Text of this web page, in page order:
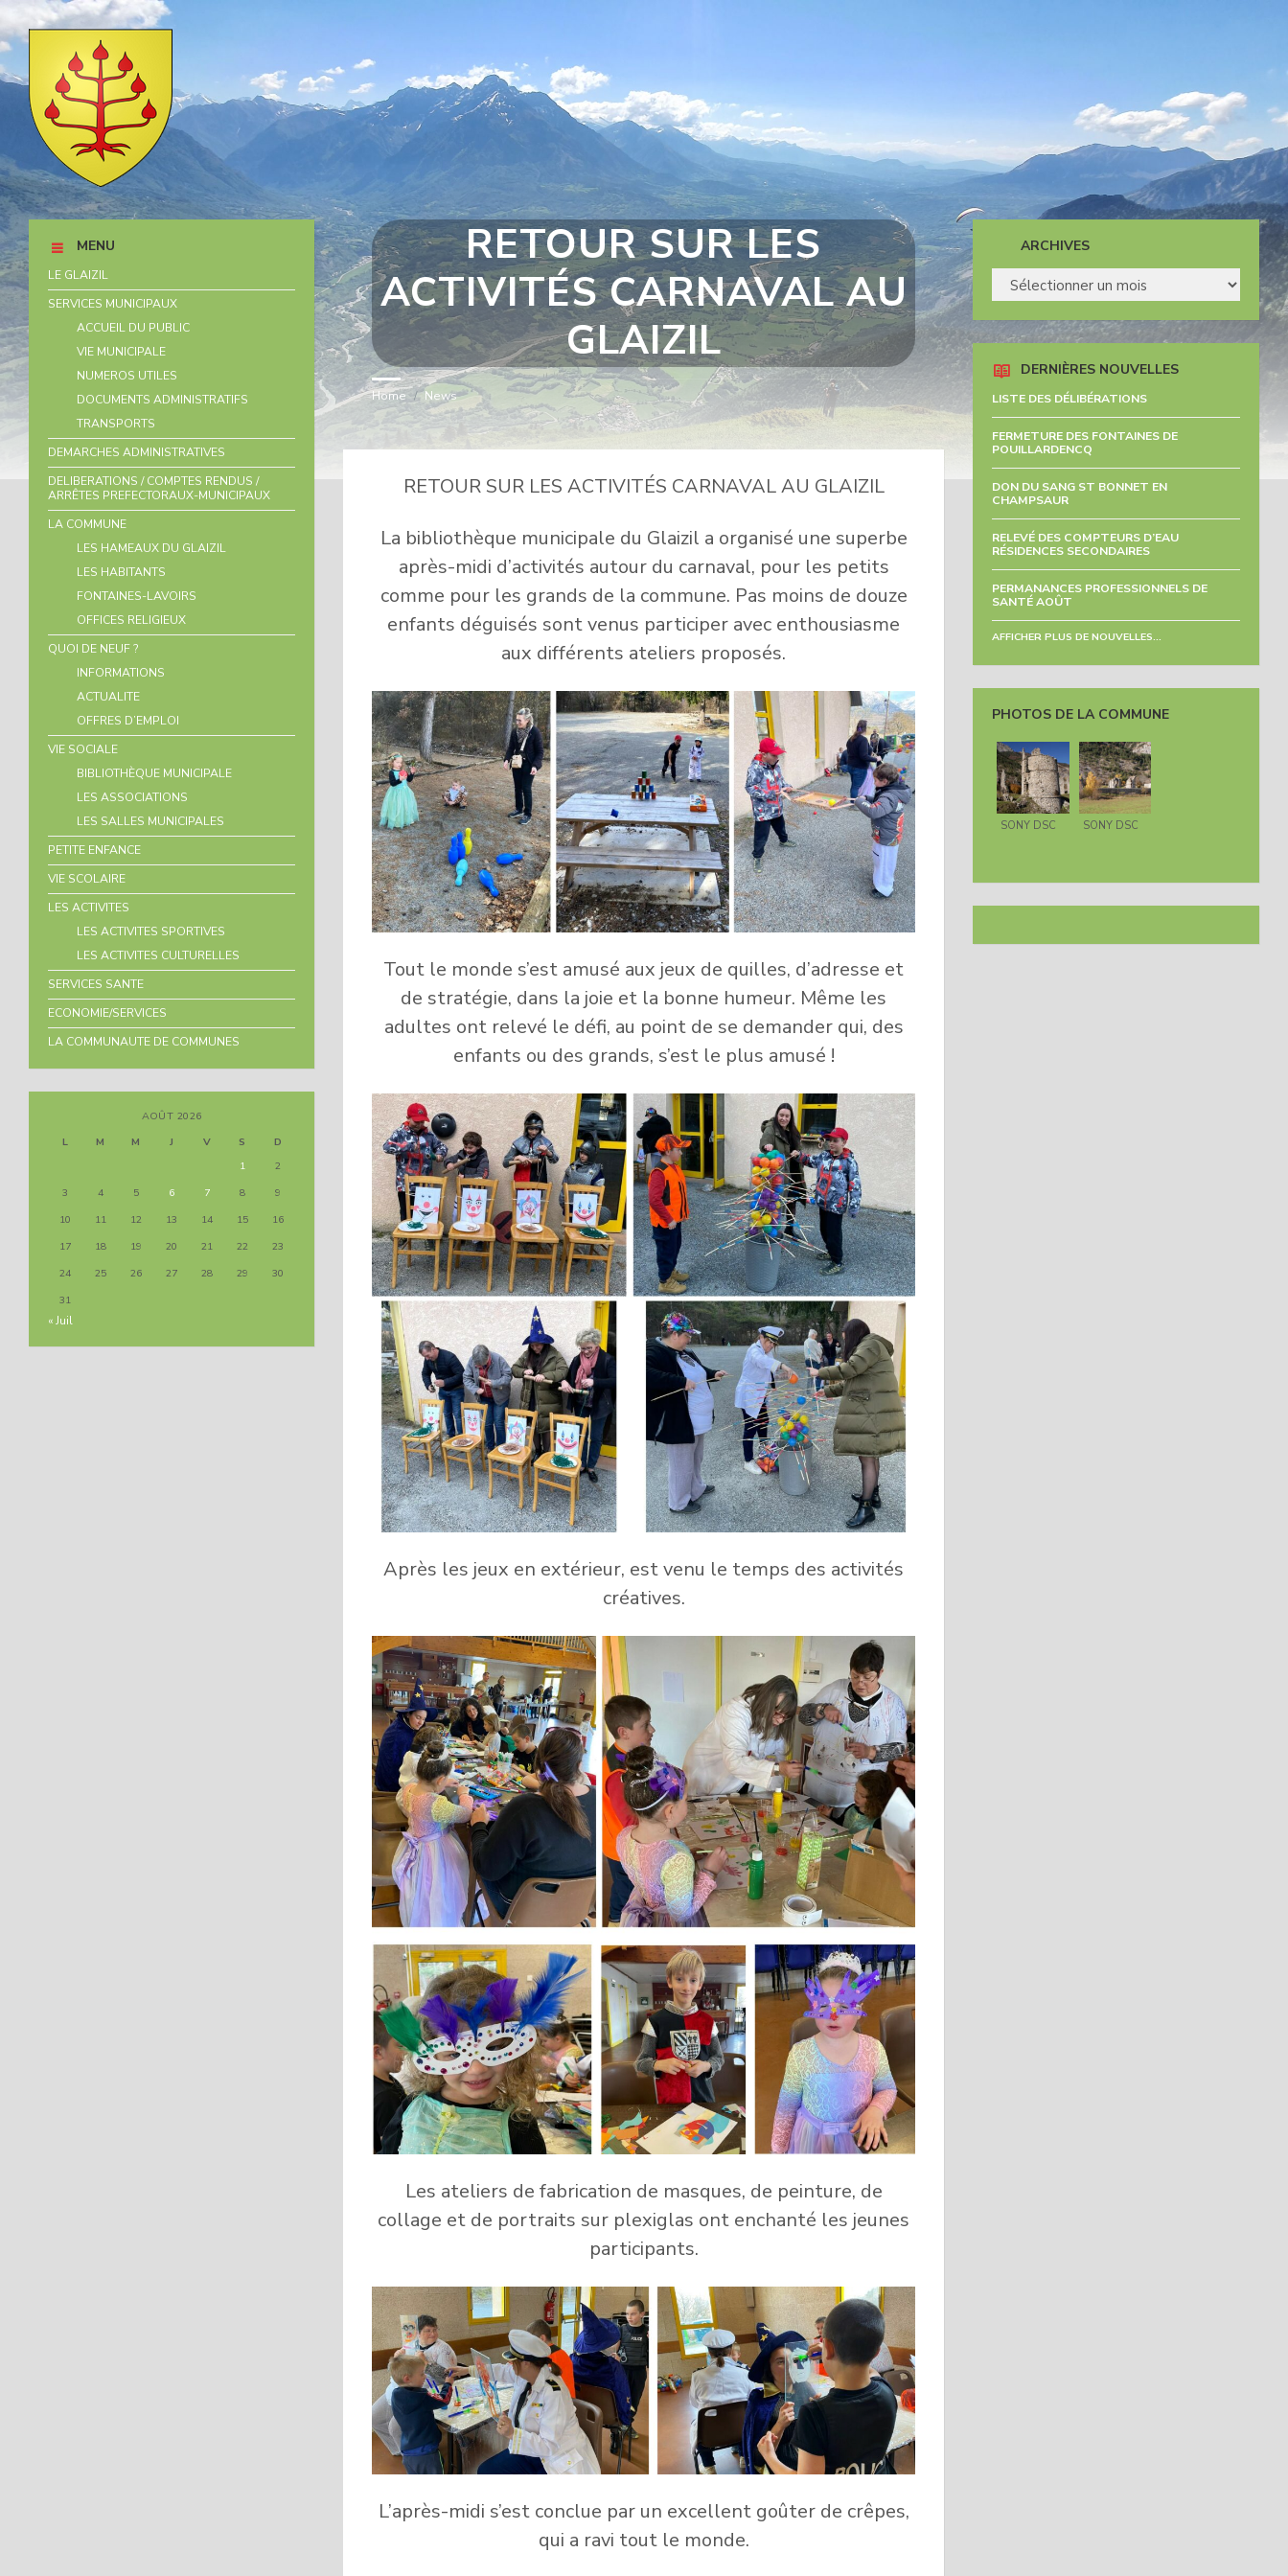
to
content
to
left
sidebar
to
right
sidebar
to
footer
RETOUR SUR LES
ACTIVITÉS CARNAVAL AU
GLAIZIL
Home / News
RETOUR SUR LES ACTIVITÉS CARNAVAL AU GLAIZIL
La bibliothèque municipale du Glaizil a organisé une superbe
après-midi d’activités autour du carnaval, pour les petits
comme pour les grands de la commune. Pas moins de douze
enfants déguisés sont venus participer avec enthousiasme
aux différents ateliers proposés.
Tout le monde s’est amusé aux jeux de quilles, d’adresse et
de stratégie, dans la joie et la bonne humeur. Même les
adultes ont relevé le défi, au point de se demander qui, des
enfants ou des grands, s’est le plus amusé !
Après les jeux en extérieur, est venu le temps des activités
créatives.
Les ateliers de fabrication de masques, de peinture, de
collage et de portraits sur plexiglas ont enchanté les jeunes
participants.
L’après-midi s’est conclue par un excellent goûter de crêpes,
qui a ravi tout le monde.
MENU
LE GLAIZIL
SERVICES MUNICIPAUX
ACCUEIL DU PUBLIC
VIE MUNICIPALE
NUMEROS UTILES
DOCUMENTS ADMINISTRATIFS
TRANSPORTS
DEMARCHES ADMINISTRATIVES
DELIBERATIONS / COMPTES RENDUS /
ARRÊTES PREFECTORAUX-MUNICIPAUX
LA COMMUNE
LES HAMEAUX DU GLAIZIL
LES HABITANTS
FONTAINES-LAVOIRS
OFFICES RELIGIEUX
QUOI DE NEUF ?
INFORMATIONS
ACTUALITE
OFFRES D’EMPLOI
VIE SOCIALE
BIBLIOTHÈQUE MUNICIPALE
LES ASSOCIATIONS
LES SALLES MUNICIPALES
PETITE ENFANCE
VIE SCOLAIRE
LES ACTIVITES
LES ACTIVITES SPORTIVES
LES ACTIVITES CULTURELLES
SERVICES SANTE
ECONOMIE/SERVICES
LA COMMUNAUTE DE COMMUNES
AOÛT 2026
L
M M J V S
D
1
2
3
4 5 6 7 8
9
10
11 12 13 14 15
16
17
18 19 20 21 22
23
24
25 26 27 28 29
30
31
« Juil
ARCHIVES
ARCHIVES
DERNIÈRES NOUVELLES
LISTE DES DÉLIBÉRATIONS
FERMETURE DES FONTAINES DE
POUILLARDENCQ
DON DU SANG ST BONNET EN
CHAMPSAUR
RELEVÉ DES COMPTEURS D’EAU
RÉSIDENCES SECONDAIRES
PERMANANCES PROFESSIONNELS DE
SANTÉ AOÛT
AFFICHER PLUS DE NOUVELLES...
PHOTOS DE LA COMMUNE
SONY DSC SONY DSC